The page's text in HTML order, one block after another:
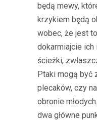
będą mewy,
krzykiem będą
wobec, że jest
dokarmiajcie
ścieżki,
Ptaki mogą być
plecaków, czy
obronie
dwa główne